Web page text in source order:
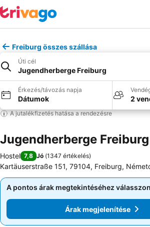
Freiburg összes szállása
Úti cél
Jugendherberge Freiburg
Érkezés/távozás napja
Dátumok 2
A jutalékfizetés hatása a rendezésre
Jugendherberge Freiburg
Hostel 7,8 Jó (1347 értékelés)
Kartäuserstraße 151, 79104, Freiburg,
A pontos árak megtekintéséhez
Árak megjelenítése
A pontos árak megtekintéséhez
Árak megjelenítése